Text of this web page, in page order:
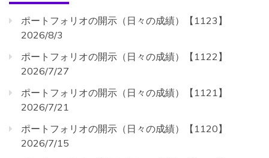
ポートフォリオの開示（日々の成績）【1123】
2026/8/3
ポートフォリオの開示（日々の成績）【1122】
2026/7/27
ポートフォリオの開示（日々の成績）【1121】
2026/7/21
ポートフォリオの開示（日々の成績）【1120】
2026/7/15